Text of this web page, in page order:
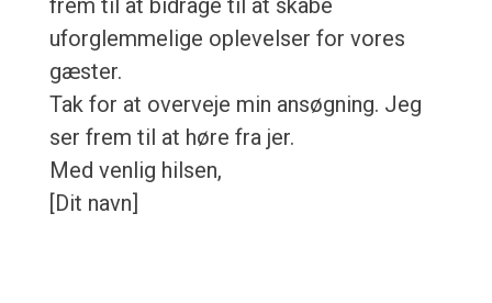
frem til at bidrage til at skabe
uforglemmelige oplevelser for vores
gæster.
Tak for at overveje min ansøgning. Jeg
ser frem til at høre fra jer.
Med venlig hilsen,
[Dit navn]